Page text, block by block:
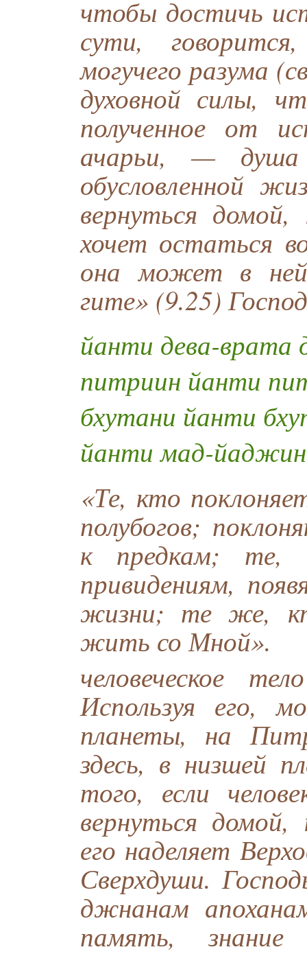
чтобы достичь
сути,
могучего разума
духовной силы,
полученное от
ачарьи, —
обусловленной
вернуться
хочет остаться
она может в ней
гите» (9.25)
йанти дева-врата
питриин йанти
бхутани йанти
йанти мад-
«Те, кто
полубогов;
к предкам; те,
привидениям,
жизни; те же,
жить со Мной».
человеческое
Используя его,
планеты, на
здесь, в низшей
того, если
вернуться
его наделяет
Сверхдуши.
джнанам
память,